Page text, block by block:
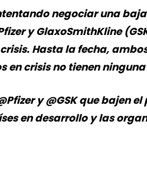
negociar una
y GlaxoSmithKline
Hasta la fecha,
en crisis no tienen
y @GSK que bajen
en desarrollo y las